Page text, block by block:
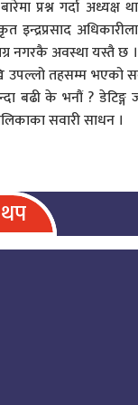
प्रश्न गर्दा अध्यक्ष
इन्द्रप्रसाद
नगरकै अवस्था यस्तै छ
उपल्लो तहसम्म भएको
बढी के भनौं ?
सवारी साधन ।
जनकपुरधाम